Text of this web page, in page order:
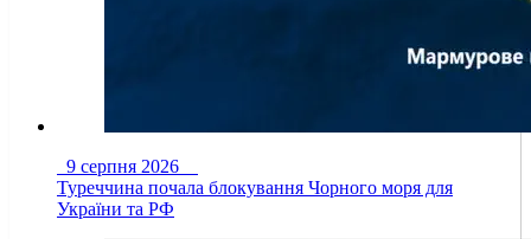
9 серпня 2026
Туреччина почала блокування Чорного моря для
України та РФ